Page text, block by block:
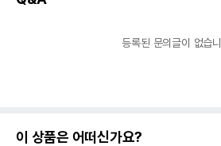
등록된 문의글이 없습
이 상품은 어떠신가요?